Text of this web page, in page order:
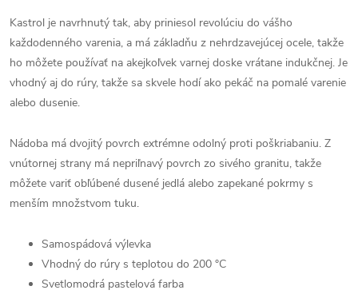
Kastrol je navrhnutý tak, aby priniesol revolúciu do vášho
každodenného varenia, a má základňu z nehrdzavejúcej ocele, takže
ho môžete používať na akejkoľvek varnej doske vrátane indukčnej. Je
vhodný aj do rúry, takže sa skvele hodí ako pekáč na pomalé varenie
alebo dusenie.
Nádoba má dvojitý povrch extrémne odolný proti poškriabaniu. Z
vnútornej strany má nepriľnavý povrch zo sivého granitu, takže
môžete variť obľúbené dusené jedlá alebo zapekané pokrmy s
menším množstvom tuku.
Samospádová výlevka
Vhodný do rúry s teplotou do 200 °C
Svetlomodrá pastelová farba